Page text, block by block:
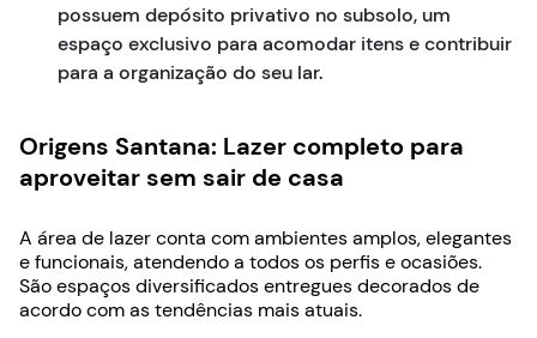
possuem depósito privativo no subsolo, um
espaço exclusivo para acomodar itens e contribuir
para a organização do seu lar.
Origens Santana: Lazer completo para
aproveitar sem sair de casa
A área de lazer conta com ambientes amplos, elegantes
e funcionais, atendendo a todos os perfis e ocasiões.
São espaços diversificados entregues decorados de
acordo com as tendências mais atuais.